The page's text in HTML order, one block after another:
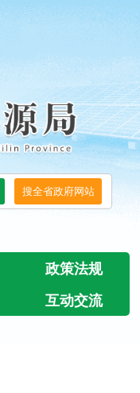
政策法规
互动交流